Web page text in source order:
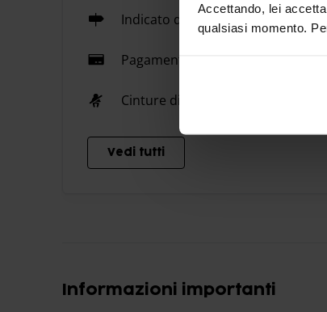
Accettando, lei
qualsiasi momento.
Indicato da segnaletica stradale
Pagamento online
Cinture di sicurezza
Vedi tutti
Informazioni importanti